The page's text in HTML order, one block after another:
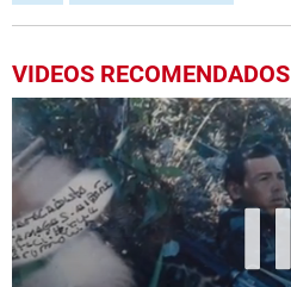
VIDEOS RECOMENDADOS